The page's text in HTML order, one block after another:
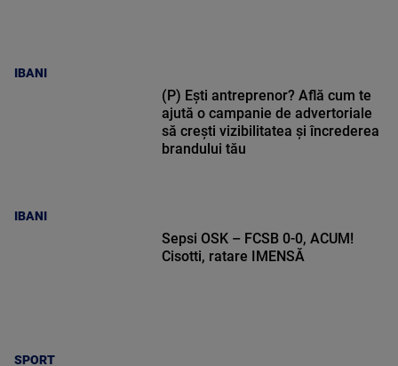
IBANI
IBANI
(P) Ești antreprenor? Află cum te
ajută o campanie de advertoriale
să crești vizibilitatea și încrederea
brandului tău
SPORT
Sepsi OSK – FCSB 0-0, ACUM!
Cisotti, ratare IMENSĂ